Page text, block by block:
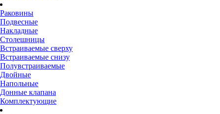
Раковины
Подвесные
Накладные
Столешницы
Встраиваемые сверху
Встраиваемые снизу
Полувстраиваемые
Двойные
Напольные
Донные клапана
Комплектующие